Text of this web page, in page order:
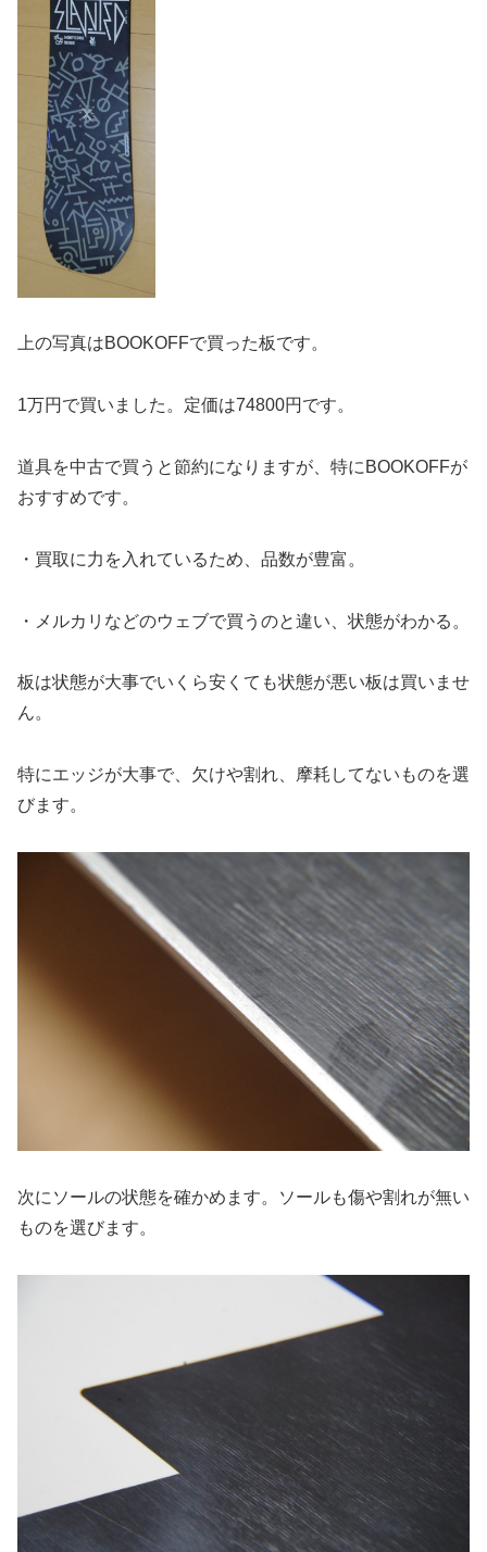
上の写真はBOOKOFFで買った板です。
1万円で買いました。定価は74800円です。
道具を中古で買うと節約になりますが、特にBOOKOFFが
おすすめです。
・買取に力を入れているため、品数が豊富。
・メルカリなどのウェブで買うのと違い、状態がわかる。
板は状態が大事でいくら安くても状態が悪い板は買いませ
ん。
特にエッジが大事で、欠けや割れ、摩耗してないものを選
びます。
次にソールの状態を確かめます。ソールも傷や割れが無い
ものを選びます。